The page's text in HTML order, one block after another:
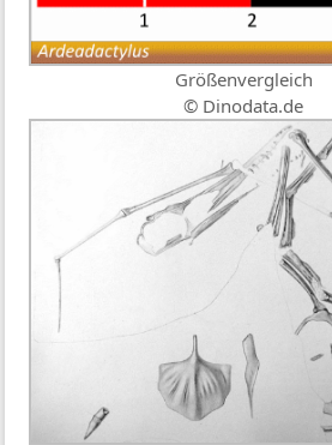
Größenvergleich
© Dinodata.de